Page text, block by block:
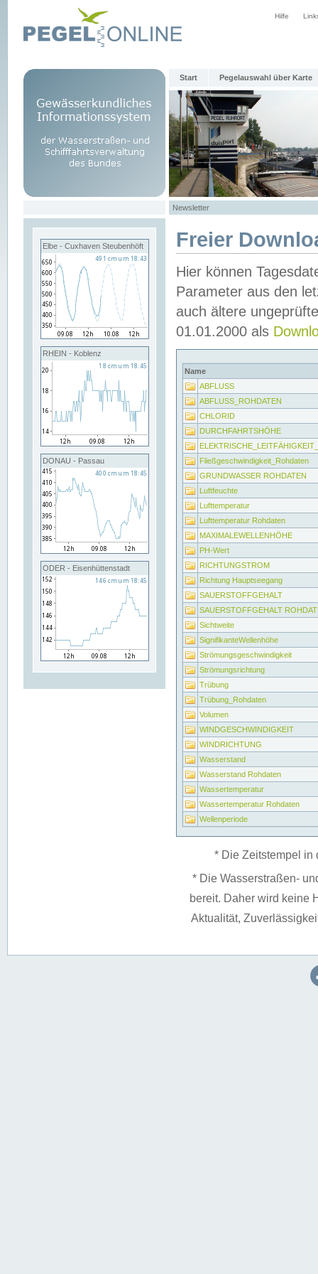
Hilfe
Start Pegelauswahl über Karte
Newsletter
Elbe - Cuxhaven Steubenhöft
RHEIN - Koblenz
DONAU - Passau
ODER - Eisenhüttenstadt
Freier
Hier können
Parameter aus den
auch ältere
01.01.2000 als
Name
ABFLUSS
ABFLUSS_ROHDATEN
CHLORID
DURCHFAHRTSHÖHE
Fließgeschwindigkeit_Rohdaten
GRUNDWASSER ROHDATEN
Luftfeuchte
Lufttemperatur
Lufttemperatur Rohdaten
MAXIMALEWELLENHÖHE
PH-Wert
RICHTUNGSTROM
Richtung Hauptseegang
SAUERSTOFFGEHALT
SAUERSTOFFGEHALT
Sichtweite
SignifikanteWellenhöhe
Strömungsgeschwindigkeit
Strömungsrichtung
Trübung
Trübung_Rohdaten
Volumen
WINDGESCHWINDIGKEIT
WINDRICHTUNG
Wasserstand
Wasserstand Rohdaten
Wassertemperatur
Wassertemperatur Rohdaten
Wellenperiode
* Die Zeitstempel in
* Die Wasserstraßen-
bereit. Daher wird keine
Aktualität,